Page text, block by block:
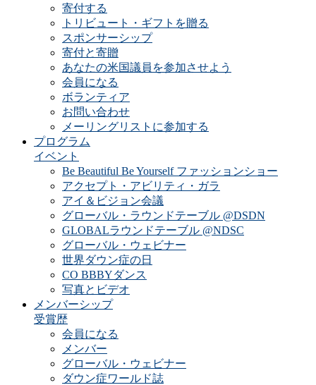
寄付する
トリビュート・ギフトを贈る
スポンサーシップ
寄付と寄贈
あなたの米国議員を参加させよう
会員になる
ボランティア
お問い合わせ
メーリングリストに参加する
プログラム
イベント
Be Beautiful Be Yourself ファッションショー
アクセプト・アビリティ・ガラ
アイ＆ビジョン会議
グローバル・ラウンドテーブル @DSDN
GLOBALラウンドテーブル @NDSC
グローバル・ウェビナー
世界ダウン症の日
CO BBBYダンス
写真とビデオ
メンバーシップ
受賞歴
会員になる
メンバー
グローバル・ウェビナー
ダウン症ワールド誌